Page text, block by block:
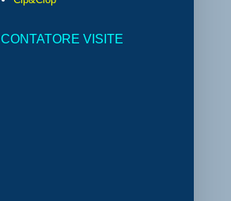
CONTATORE VISITE